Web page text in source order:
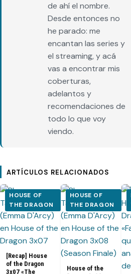
de ahí el nombre.
Desde entonces no
he parado: me
encantan las series y
el streaming, y acá
vas a encontrar mis
coberturas,
adelantos y
recomendaciones de
todo lo que voy
viendo.
ARTÍCULOS RELACIONADOS
HOUSE OF
THE DRAGON
[Recap] House
of the Dragon
3x07 «The
HOUSE OF
THE DRAGON
House of the